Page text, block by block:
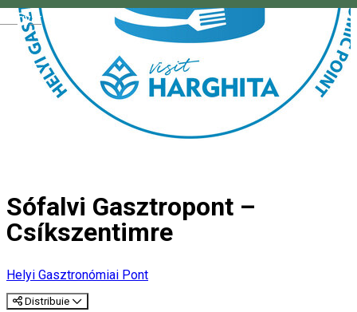
Magyar
Sófalvi Gasztropont –
Csíkszentimre
Helyi Gasztronómiai Pont
Distribuie